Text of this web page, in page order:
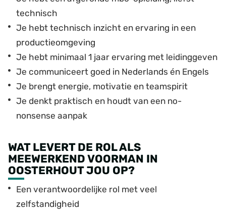
technisch
Je hebt technisch inzicht en ervaring in een
productieomgeving
Je hebt minimaal 1 jaar ervaring met leidinggeven
Je communiceert goed in Nederlands én Engels
Je brengt energie, motivatie en teamspirit
Je denkt praktisch en houdt van een no-
nonsense aanpak
WAT LEVERT DE ROL ALS
MEEWERKEND VOORMAN IN
OOSTERHOUT JOU OP?
Een verantwoordelijke rol met veel
zelfstandigheid